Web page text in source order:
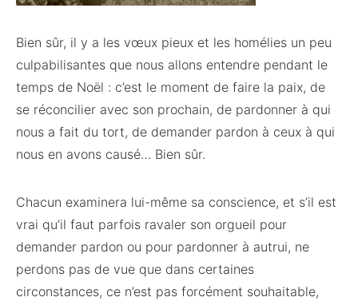
Bien sûr, il y a les vœux pieux et les homélies un peu
culpabilisantes que nous allons entendre pendant le
temps de Noël : c’est le moment de faire la paix, de
se réconcilier avec son prochain, de pardonner à qui
nous a fait du tort, de demander pardon à ceux à qui
nous en avons causé… Bien sûr.
Chacun examinera lui-même sa conscience, et s’il est
vrai qu’il faut parfois ravaler son orgueil pour
demander pardon ou pour pardonner à autrui, ne
perdons pas de vue que dans certaines
circonstances, ce n’est pas forcément souhaitable,